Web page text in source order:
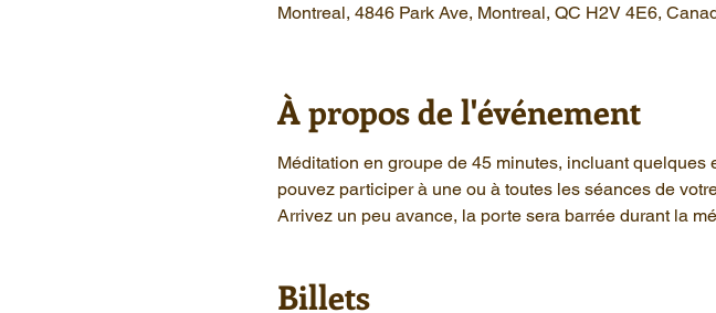
Montreal, 4846 Park Ave, Montreal, QC H2V 4E6,
À propos de l'événement
Méditation en groupe de 45 minutes, incluant
pouvez participer à une ou à toutes les séances de
Arrivez un peu avance, la porte sera barrée durant la
Billets